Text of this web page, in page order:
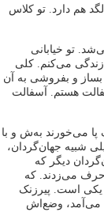
هم دارد. تو کلاس
تو خیابانی
زندگی می‌کنم. کلی
و بفروشی به آن
هستم. آسفالت
پا می‌خورند به‌ش و با
شبیه جهان‌گردان،
دیگر که
حرف می‌زدند. که
یکی است. پیرزنک
می‌آمد، وضع‌اش